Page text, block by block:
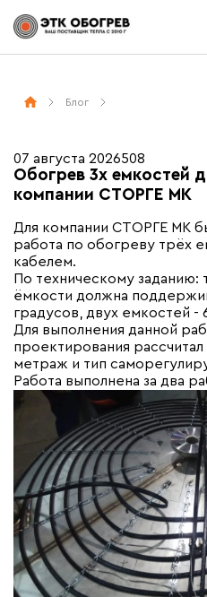
Блог
07 августа 2026508
Обогрев 3х емкостей
компании СТОРГЕ МК
Для компании СТОРГЕ МК
работа по обогреву трёх
кабелем.
По техническому заданию:
ёмкости должна
градусов, двух емкостей -
Для выполнения данной
проектирования
метраж и тип
Работа выполнена за два